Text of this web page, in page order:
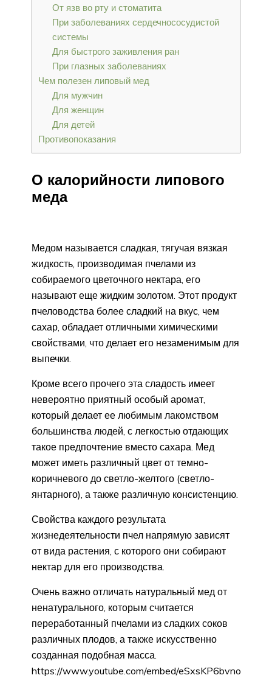
От язв во рту и стоматита
При заболеваниях сердечнососудистой
системы
Для быстрого заживления ран
При глазных заболеваниях
Чем полезен липовый мед
Для мужчин
Для женщин
Для детей
Противопоказания
О калорийности липового
меда
Медом называется сладкая, тягучая вязкая
жидкость, производимая пчелами из
собираемого цветочного нектара, его
называют еще жидким золотом. Этот продукт
пчеловодства более сладкий на вкус, чем
сахар, обладает отличными химическими
свойствами, что делает его незаменимым для
выпечки.
Кроме всего прочего эта сладость имеет
невероятно приятный особый аромат,
который делает ее любимым лакомством
большинства людей, с легкостью отдающих
такое предпочтение вместо сахара. Мед
может иметь различный цвет от темно-
коричневого до светло-желтого (светло-
янтарного), а также различную консистенцию.
Свойства каждого результата
жизнедеятельности пчел напрямую зависят
от вида растения, с которого они собирают
нектар для его производства.
Очень важно отличать натуральный мед от
ненатурального, которым считается
переработанный пчелами из сладких соков
различных плодов, а также искусственно
созданная подобная масса.
https://www.youtube.com/embed/eSxsKP6bvno